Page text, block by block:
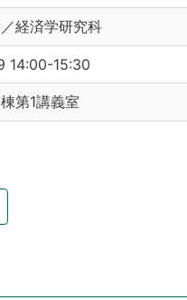
経済学研究科
14:00-15:30
第1講義室